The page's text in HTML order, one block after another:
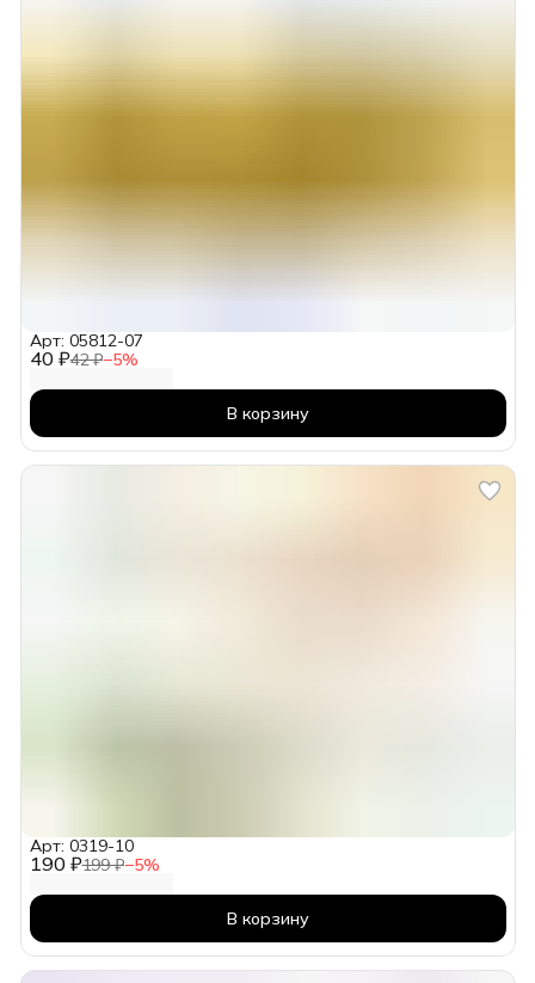
40 ₽42 ₽−5%
Арт: 05812-07
В корзину
190 ₽199 ₽−5%
Арт: 0319-10
В корзину